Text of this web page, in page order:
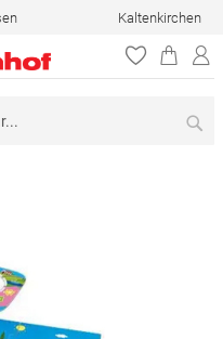
Kaltenkirchen